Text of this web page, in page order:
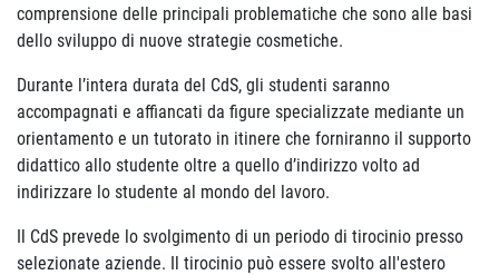
comprensione delle principali problematiche che sono alle basi
dello sviluppo di nuove strategie cosmetiche.
Durante l’intera durata del CdS, gli studenti saranno
accompagnati e affiancati da figure specializzate mediante un
orientamento e un tutorato in itinere che forniranno il supporto
didattico allo studente oltre a quello d’indirizzo volto ad
indirizzare lo studente al mondo del lavoro.
Il CdS prevede lo svolgimento di un periodo di tirocinio presso
selezionate aziende. Il tirocinio può essere svolto all'estero